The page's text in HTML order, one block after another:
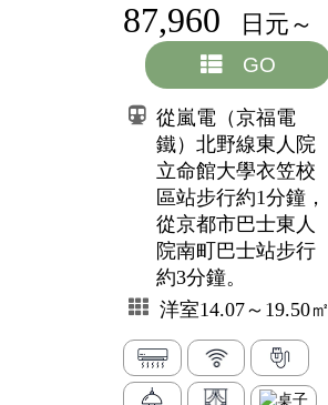
87,960 日元～
GO
從嵐電（京福電
鐵）北野線東人院
立命館大學衣笠校
區站步行約1分鐘，
從京都市巴士東人
院南町巴士站步行
約3分鐘。
洋室14.07～19.50㎡